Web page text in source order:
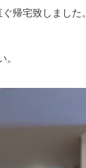
帰宅致しました。